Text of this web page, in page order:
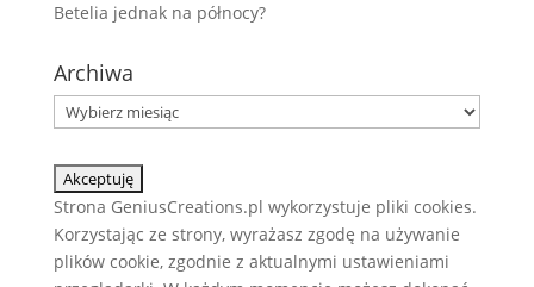
Betelia jednak na północy?
Archiwa
Archiwa
Strona GeniusCreations.pl wykorzystuje pliki cookies.
Korzystając ze strony, wyrażasz zgodę na używanie
plików cookie, zgodnie z aktualnymi ustawieniami